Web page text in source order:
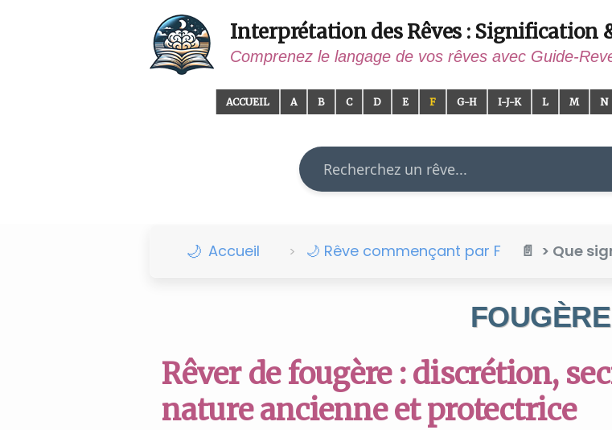
Interprétation des Rêves : Signification
Comprenez le langage de vos rêves avec Guide-
ACCUEIL A B C D E F G-H I-J-K L M N
Rechercher
Accueil 🌙 Rêve commençant par F > Que
FOUGÈRE
Rêver de fougère : discrétion,
nature ancienne et protectrice